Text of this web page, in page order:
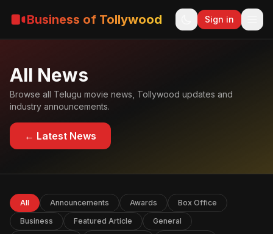
Business of Tollywood Sign in
All News
Browse all Telugu movie news, Tollywood updates and
industry announcements.
← Latest News
All Announcements Awards
Box Office
Business
Featured Article
General